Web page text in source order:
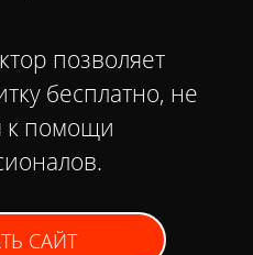
позволяет
бесплатно, не
к помощи
САЙТ